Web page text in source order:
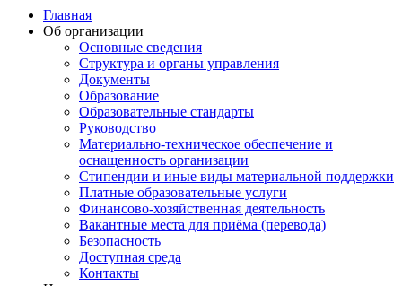
Главная
Об организации
Основные сведения
Структура и органы управления
Документы
Образование
Образовательные стандарты
Руководство
Материально-техническое обеспечение и
оснащенность организации
Стипендии и иные виды материальной поддержки
Платные образовательные услуги
Финансово-хозяйственная деятельность
Вакантные места для приёма (перевода)
Безопасность
Доступная среда
Контакты